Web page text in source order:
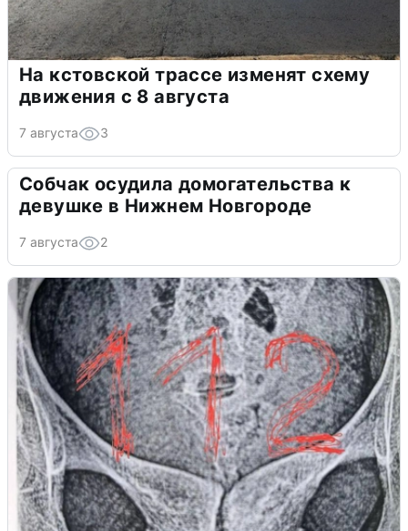
На кстовской трассе изменят схему
движения с 8 августа
7 августа 3
Собчак осудила домогательства к
девушке в Нижнем Новгороде
7 августа 2